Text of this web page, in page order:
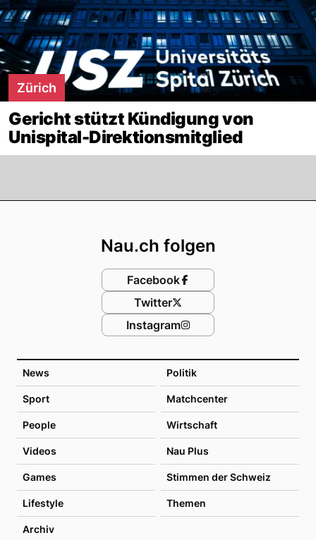
Zürich
Gericht stützt Kündigung von
Unispital-Direktionsmitglied
News Politik
Sport Matchcenter
People Wirtschaft
Videos Nau Plus
Games Stimmen der Schweiz
Lifestyle Themen
Archiv
Nau.ch folgen
Facebook
Twitter
Instagram